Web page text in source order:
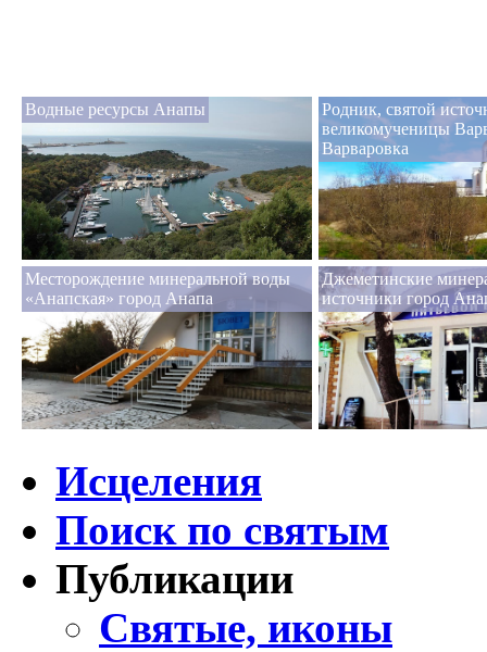
Водные ресурсы Анапы
Родник, святой
великомученицы
Варваровка
Месторождение минеральной воды
«Анапская» город Анапа
Джеметинские
источники город
Исцеления
Поиск по святым
Публикации
Святые, иконы